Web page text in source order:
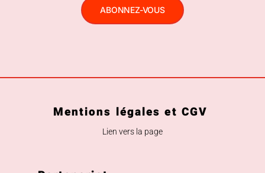
ABONNEZ-VOUS
Mentions légales et CGV
Lien vers la page